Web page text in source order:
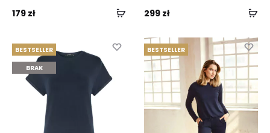
179 zł 299 zł
BESTSELLER
BRAK
BESTSELLER